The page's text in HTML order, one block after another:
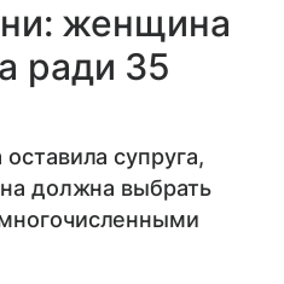
женщина
ради 35
супруга,
должна выбрать